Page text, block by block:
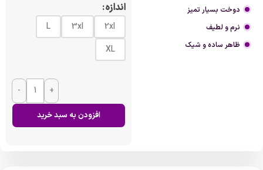
دوخت بسیار تمیز
نرم و لطیف
ظاهر ساده و شیک
اندازه
2xl
3xl
L
XL
- +
افزودن به سبد خرید